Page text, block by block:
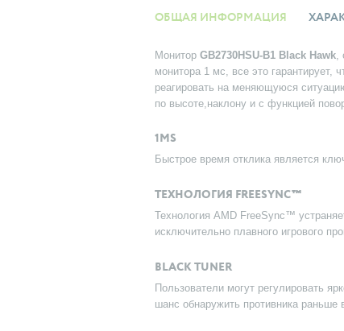
ОБЩАЯ ИНФОРМАЦИЯ
Монитор GB2730HSU-B1 Black Hawk
монитора 1 мс, все это
реагировать на меняющуюся
по высоте,наклону и с функцией
1MS
Быстрое время отклика является
ТЕХНОЛОГИЯ FREESYNC™
Технология AMD FreeSync™
исключительно плавного игрового
BLACK TUNER
Пользователи могут регулировать
шанс обнаружить противника раньше